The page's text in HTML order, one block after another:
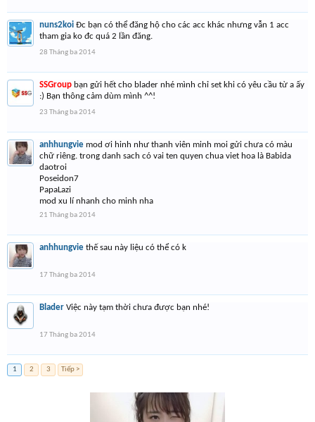
nuns2koi Đc bạn có thể đăng hộ cho các acc khác nhưng vẫn 1 acc
tham gia ko đc quá 2 lần đăng.
28 Tháng ba 2014
SSGroup bạn gửi hết cho blader nhé mình chỉ set khi có yêu cầu từ a ấy
:) Bạn thông cảm dùm mình ^^!
23 Tháng ba 2014
anhhungvie mod ơi hinh như thanh viên minh moi gửi chưa có màu
chữ riêng. trong danh sach có vai ten quyen chua viet hoa là Babida
daotroi
Poseidon7
PapaLazi
mod xu lí nhanh cho minh nha
21 Tháng ba 2014
anhhungvie thế sau này liệu có thể có k
17 Tháng ba 2014
Blader Việc này tạm thời chưa được bạn nhé!
17 Tháng ba 2014
1 2 3 Tiếp >